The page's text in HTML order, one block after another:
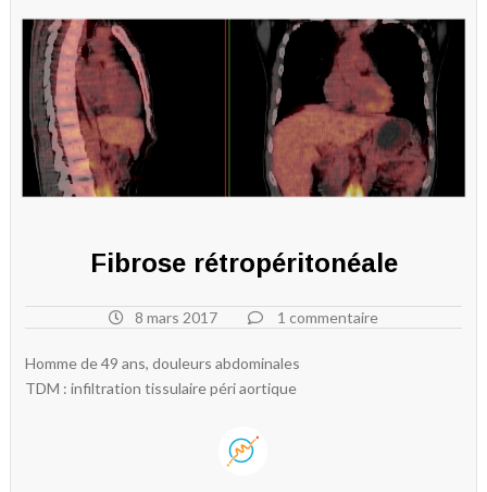
Fibrose rétropéritonéale
8 mars 2017 1 commentaire
Homme de 49 ans, douleurs abdominales
TDM : infiltration tissulaire péri aortique